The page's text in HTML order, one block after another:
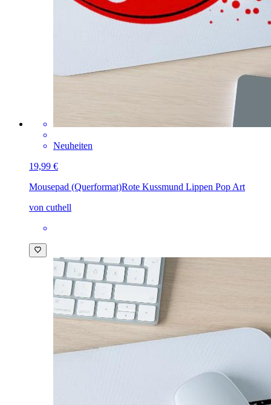
Neuheiten
19,99 €
Mousepad (Querformat)Rote Kussmund Lippen Pop Art
von cuthell